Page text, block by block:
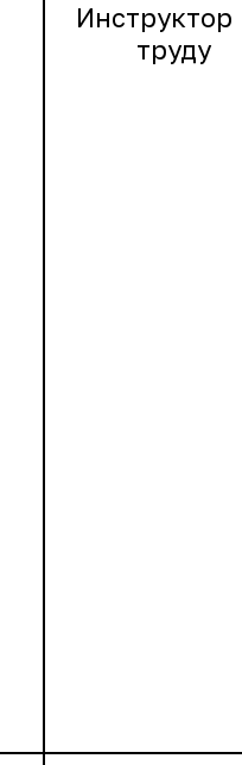
Инструктор
труду